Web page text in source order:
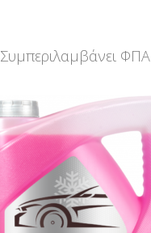
Συμπεριλαμβάνει ΦΠΑ